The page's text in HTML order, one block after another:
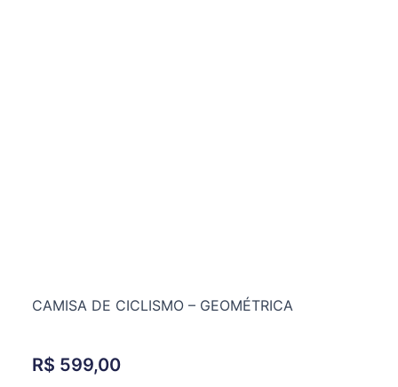
CAMISA DE CICLISMO – GEOMÉTRICA
R$ 599,00